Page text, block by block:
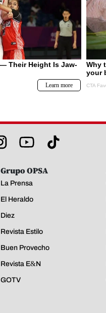
Grupo OPSA
La Prensa
El Heraldo
Diez
Revista Estilo
Buen Provecho
Revista E&N
GOTV